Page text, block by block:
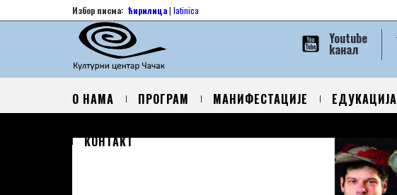
Избор писма: ћирилица| latinica
Youtube
kанал
О НАМА ПРОГРАМ МАНИФЕСТАЦИЈЕ ЕДУКАЦИЈА
КОНТАКТ